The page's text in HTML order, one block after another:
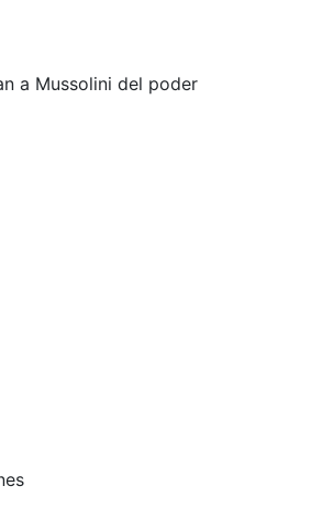
a Mussolini del poder